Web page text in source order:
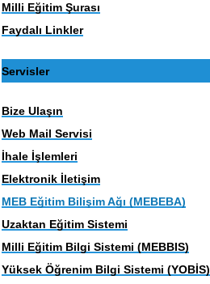
Milli Eğitim Şurası
Faydalı Linkler
Servisler
Bize Ulaşın
Web Mail Servisi
İhale İşlemleri
Elektronik İletişim
MEB Eğitim Bilişim Ağı (MEBEBA)
Uzaktan Eğitim Sistemi
Milli Eğitim Bilgi Sistemi (MEBBIS)
Yüksek Öğrenim Bilgi Sistemi (YOBİS)